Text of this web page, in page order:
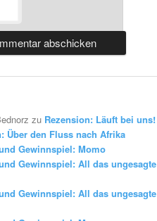
zu Rezension: Läuft bei uns!
Über den Fluss nach Afrika
Gewinnspiel: Momo
Gewinnspiel: All das ungesagte
Gewinnspiel: All das ungesagte